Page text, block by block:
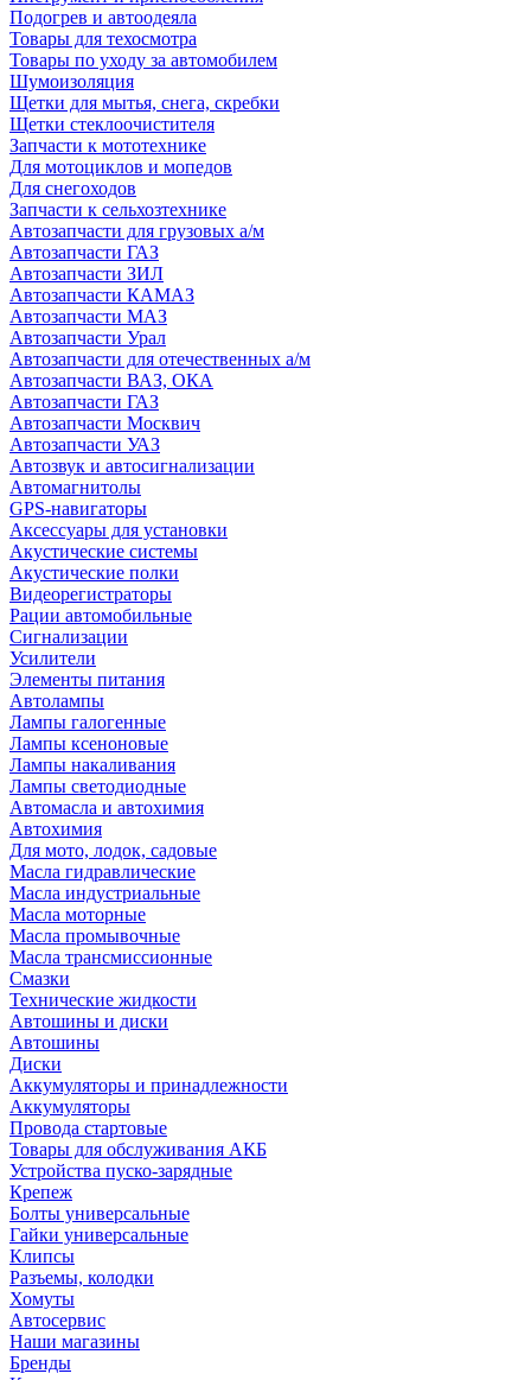
Подогрев и автоодеяла
Товары для техосмотра
Товары по уходу за автомобилем
Шумоизоляция
Щетки для мытья, снега, скребки
Щетки стеклоочистителя
Запчасти к мототехнике
Для мотоциклов и мопедов
Для снегоходов
Запчасти к сельхозтехнике
Автозапчасти для грузовых а/м
Автозапчасти ГАЗ
Автозапчасти ЗИЛ
Автозапчасти КАМАЗ
Автозапчасти МАЗ
Автозапчасти Урал
Автозапчасти для отечественных а/м
Автозапчасти ВАЗ, ОКА
Автозапчасти ГАЗ
Автозапчасти Москвич
Автозапчасти УАЗ
Автозвук и автосигнализации
Автомагнитолы
GPS-навигаторы
Аксессуары для установки
Акустические системы
Акустические полки
Видеорегистраторы
Рации автомобильные
Сигнализации
Усилители
Элементы питания
Автолампы
Лампы галогенные
Лампы ксеноновые
Лампы накаливания
Лампы светодиодные
Автомасла и автохимия
Автохимия
Для мото, лодок, садовые
Масла гидравлические
Масла индустриальные
Масла моторные
Масла промывочные
Масла трансмиссионные
Смазки
Технические жидкости
Автошины и диски
Автошины
Диски
Аккумуляторы и принадлежности
Аккумуляторы
Провода стартовые
Товары для обслуживания АКБ
Устройства пуско-зарядные
Крепеж
Болты универсальные
Гайки универсальные
Клипсы
Разъемы, колодки
Хомуты
Автосервис
Наши магазины
Бренды